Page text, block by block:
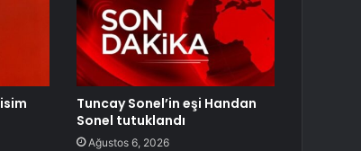
Tuncay Sonel’in eşi Handan
Sonel tutuklandı
Ağustos 6, 2026